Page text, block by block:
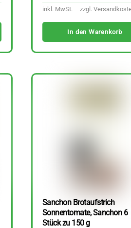
inkl. MwSt. – zzgl.
In den Warenkorb
Sanchon Brotaufstrich
Sonnentomate, Sanchon 6
Stück zu 150 g